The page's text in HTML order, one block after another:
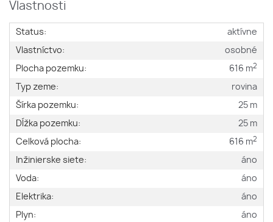
Vlastnosti
Status:
aktívne
Vlastníctvo:
osobné
Plocha pozemku:
616 m2
Typ zeme:
rovina
Šírka pozemku:
25 m
Dĺžka pozemku:
25 m
Celková plocha:
616 m2
Inžinierske siete:
áno
Voda:
áno
Elektrika:
áno
Plyn:
áno